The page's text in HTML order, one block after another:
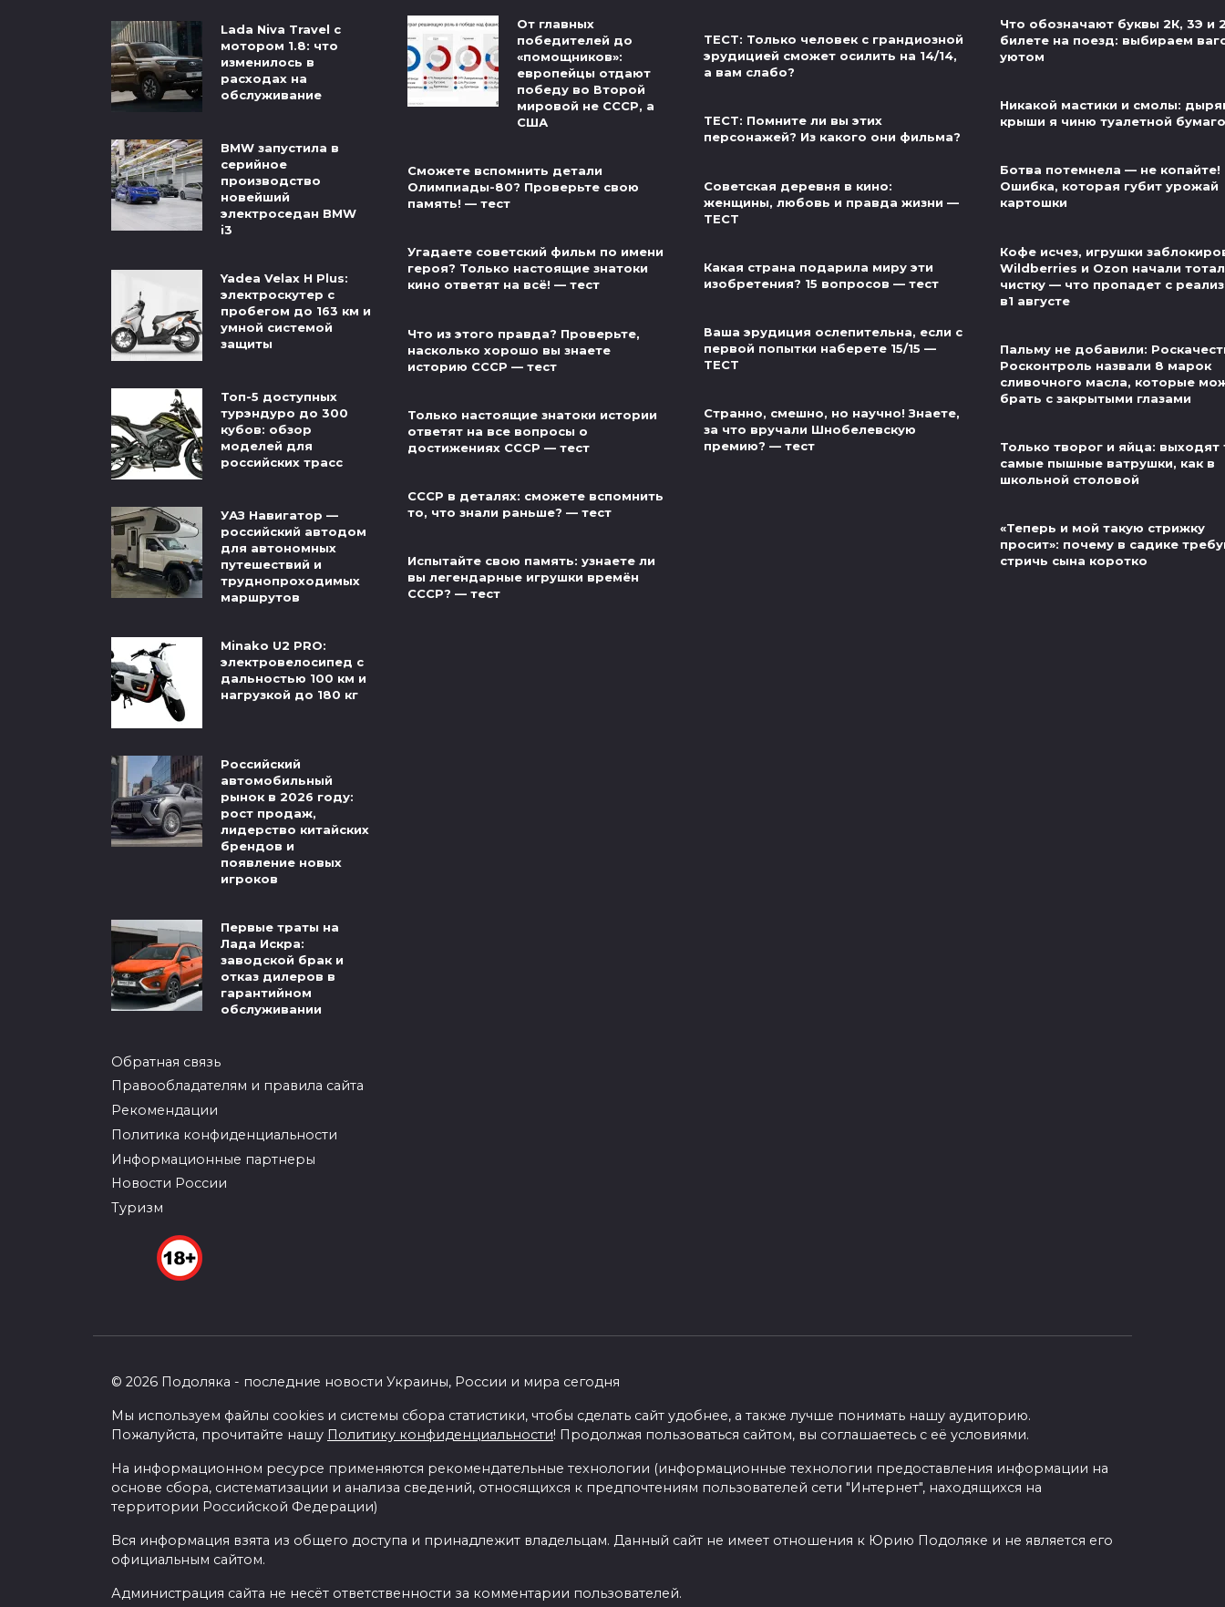
Lada Niva Travel с
мотором 1.8: что
изменилось в
расходах на
обслуживание
BMW запустила в
серийное
производство
новейший
электроседан BMW
i3
Yadea Velax H Plus:
электроскутер с
пробегом до 163 км и
умной системой
защиты
Топ-5 доступных
турэндуро до 300
кубов: обзор
моделей для
российских трасс
УАЗ Навигатор —
российский автодом
для автономных
путешествий и
труднопроходимых
маршрутов
Minako U2 PRO:
электровелосипед с
дальностью 100 км и
нагрузкой до 180 кг
Российский
автомобильный
рынок в 2026 году:
рост продаж,
лидерство китайских
брендов и
появление новых
игроков
Первые траты на
Лада Искра:
заводской брак и
отказ дилеров в
гарантийном
обслуживании
Обратная связь
Правообладателям и правила сайта
Рекомендации
Политика конфиденциальности
Информационные партнеры
Новости России
Туризм
От главных
победителей до
«помощников»:
европейцы отдают
победу во Второй
мировой не СССР, а
США
Сможете вспомнить детали
Олимпиады-80? Проверьте свою
память! — тест
Угадаете советский фильм по имени
героя? Только настоящие знатоки
кино ответят на всё! — тест
Что из этого правда? Проверьте,
насколько хорошо вы знаете
историю СССР — тест
Только настоящие знатоки истории
ответят на все вопросы о
достижениях СССР — тест
СССР в деталях: сможете вспомнить
то, что знали раньше? — тест
Испытайте свою память: узнаете ли
вы легендарные игрушки времён
СССР? — тест
ТЕСТ: Только человек с грандиозной
эрудицией сможет осилить на 14/14,
а вам слабо?
ТЕСТ: Помните ли вы этих
персонажей? Из какого они фильма?
Советская деревня в кино:
женщины, любовь и правда жизни —
ТЕСТ
Какая страна подарила миру эти
изобретения? 15 вопросов — тест
Ваша эрудиция ослепительна, если с
первой попытки наберете 15/15 —
ТЕСТ
Странно, смешно, но научно! Знаете,
за что вручали Шнобелевскую
премию? — тест
Что обозначают буквы 2К, 3Э и
билете на поезд: выбираем
уютом
Никакой мастики и смолы:
крыши я чиню туалетной
Ботва потемнела — не копайте!
Ошибка, которая губит урожай
картошки
Кофе исчез, игрушки
Wildberries и Ozon начали
чистку — что пропадет с
в1 августе
Пальму не добавили:
Росконтроль назвали 8 марок
сливочного масла, которые
брать с закрытыми глазами
Только творог и яйца: выходят
самые пышные ватрушки, как в
школьной столовой
«Теперь и мой такую стрижку
просит»: почему в садике
стричь сына коротко
© 2026 Подоляка - последние новости Украины, России и мира сегодня
Мы используем файлы cookies и системы сбора статистики, чтобы сделать сайт удобнее, а также лучше понимать нашу аудиторию.
Пожалуйста, прочитайте нашу Политику конфиденциальности! Продолжая пользоваться сайтом, вы соглашаетесь с её условиями.
На информационном ресурсе применяются рекомендательные технологии (информационные технологии предоставления информации на
основе сбора, систематизации и анализа сведений, относящихся к предпочтениям пользователей сети "Интернет", находящихся на
территории Российской Федерации)
Вся информация взята из общего доступа и принадлежит владельцам. Данный сайт не имеет отношения к Юрию Подоляке и не является его
официальным сайтом.
Администрация сайта не несёт ответственности за комментарии пользователей.